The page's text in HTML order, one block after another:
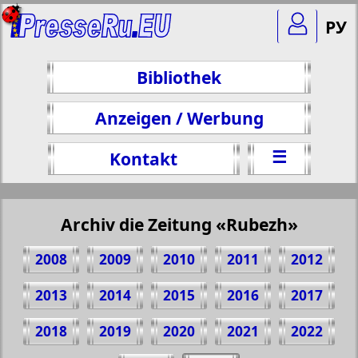
Bibliothek
Anzeigen / Werbung
Kontakt
☰
РУ
Archiv die Zeitung «Rubezh»
2008 2009 2010 2011
2012
2013
2014 2015 2016
2017
2018
2019 2020 2021
2022
Teilen 1 Seite Zeitung "Rubezh", № 224,